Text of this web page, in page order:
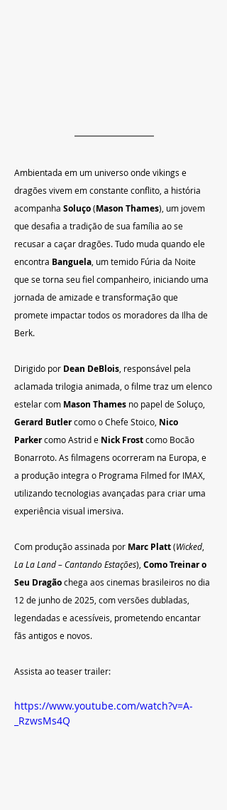
Ambientada em um universo onde vikings e
dragões vivem em constante conflito, a história
acompanha Soluço (Mason Thames), um jovem
que desafia a tradição de sua família ao se
recusar a caçar dragões. Tudo muda quando ele
encontra Banguela , um temido Fúria da Noite
que se torna seu fiel companheiro, iniciando uma
jornada de amizade e transformação que
promete impactar todos os moradores da Ilha de
Berk.
Dirigido por Dean DeBlois , responsável pela
aclamada trilogia animada, o filme traz um elenco
estelar com Mason Thames no papel de Soluço,
Gerard Butler como o Chefe Stoico, Nico
Parker como Astrid e Nick Frost como Bocão
Bonarroto. As filmagens ocorreram na Europa, e
a produção integra o Programa Filmed for IMAX,
utilizando tecnologias avançadas para criar uma
experiência visual imersiva.
Com produção assinada por Marc Platt (Wicked
La La Land – Cantando Estações), Como Treinar o
Seu Dragão chega aos cinemas brasileiros no dia
12 de junho de 2025, com versões dubladas,
legendadas e acessíveis, prometendo encantar
fãs antigos e novos.
Assista ao teaser trailer:
https://www.youtube.com/watch?v=A-
_RzwsMs4Q